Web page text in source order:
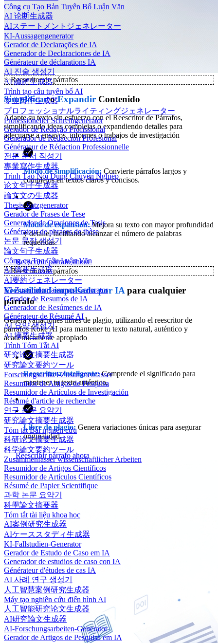
Công cụ Tạo Bản Tuyên Bố Luận Văn
AI 论断生成器
AIステートメントジェネレーター
KI-Aussagengenerator
Gerador de Declarações de IA
Generador de Declaraciones de IA
Générateur de déclarations IA
AI 진술 생성기
AI 論證生成器
Trình tạo câu tuyên bố AI
专业写作生成器
プロフェッショナルライティングジェネレーター
Professioneller Schreibgenerator
Gerador de Redação Profissional
Generador de Redacción Profesional
Générateur de Rédaction Professionnelle
전문 문서 작성기
專業寫作生成器
Trình Tạo Nội Dung Chuyên Nghiệp
论文句子生成器
論文文の生成器
Thesis-Satzgenerator
Gerador de Frases de Tese
Generador de Oraciones de Tesis
Générateur de phrases de thèse
논문 문장 생성기
論文句子生成器
Công cụ Tạo Câu Luận Văn
AI 摘要生成器
AI要約ジェネレーター
KI-Zusammenfassungs-Generator
Gerador de Resumos de IA
Generador de Resúmenes de IA
Générateur de Résumé AI
AI 요약 생성기
AI 摘要生成器
Trình Tóm Tắt AI
研究论文摘要生成器
研究論文要約ツール
Forschungsartikel-Zusammenfasser
Resumidor de Artigos de Pesquisa
Resumidor de Artículos de Investigación
Résumé d'article de recherche
연구 논문 요약기
研究論文摘要生成器
Tóm tắt Bài nghiên cứu
科研论文摘要生成器
科学論文要約ツール
Zusammenfasser wissenschaftlicher Arbeiten
Resumidor de Artigos Científicos
Resumidor de Artículos Científicos
Résumé de Papier Scientifique
과학 논문 요약기
科學論文摘要器
Tóm tắt tài liệu khoa học
AI案例研究生成器
AIケーススタディ生成器
KI-Fallstudien-Generator
Gerador de Estudo de Caso em IA
Generador de estudios de caso con IA
Générateur d'études de cas IA
AI 사례 연구 생성기
人工智慧案例研究生成器
Máy tạo nghiên cứu điển hình AI
人工智能研究论文生成器
AI研究論文生成器
AI-Forschungsarbeiten-Generator
Gerador de Artigos de Pesquisa em IA
✨Reescritor de párrafos
SimplificaroExpandir Contenido
Adapte su texto sin esfuerzo con el Reescritor de Párrafos,
simplificando ideas complejas o expandiendo detalles para
adecuarse a ensayos, informes o trabajos de investigación
Modo de simplificación: Convierte párrafos largos y
complejos en textos claros y concisos.
Modo de expansión:Mejora su texto con mayor profundidad
y detalle, facilitando alcanzar el número de palabras
requeridas.
Reescribir párrafo ahora
✨Reescritor de párrafos
Versatilidad impulsada por IA para cualquier
párrafo
Genera variaciones libres de plagio, utilizando el reescritor de
párrafos Koke AI para mantener tu texto natural, auténtico y
académicamente apropiado
Reescritura inteligente:Comprende el significado para
mantener tu texto auténtico.
Libre de plagio:Genera variaciones únicas para asegurar
originalidad.
Reescribir párrafo ahora